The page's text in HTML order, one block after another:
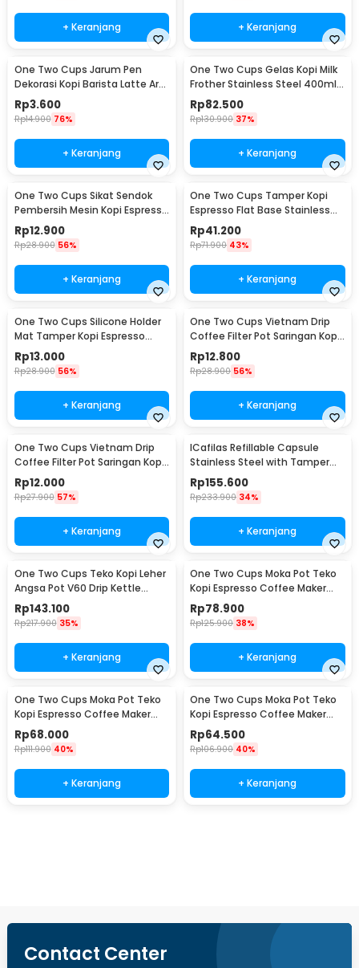
+ Keranjang + Keranjang
One Two Cups Jarum Pen
Dekorasi Kopi Barista Latte Art
Needle 13cm - F3F27
Rp3.600
Rp14.900 76%
+ Keranjang
One Two Cups Gelas Kopi Milk
Frother Stainless Steel 400ml -
WZ0011
Rp82.500
Rp130.900 37%
+ Keranjang
One Two Cups Sikat Sendok
Pembersih Mesin Kopi Espresso
2in1 - 8809
Rp12.900
Rp28.900 56%
+ Keranjang
One Two Cups Tamper Kopi
Espresso Flat Base Stainless
Steel 51mm - SS51
Rp41.200
Rp71.900 43%
+ Keranjang
One Two Cups Silicone Holder
Mat Tamper Kopi Espresso
Barista - 0310
Rp13.000
Rp28.900 56%
+ Keranjang
One Two Cups Vietnam Drip
Coffee Filter Pot Saringan Kopi
124ml 7Q - LC1
Rp12.800
Rp28.900 56%
+ Keranjang
One Two Cups Vietnam Drip
Coffee Filter Pot Saringan Kopi
114ml 6Q - LC1
Rp12.000
Rp27.900 57%
+ Keranjang
ICafilas Refillable Capsule
Stainless Steel with Tamper
for Nespresso - F456
Rp155.600
Rp233.900 34%
+ Keranjang
One Two Cups Teko Kopi Leher
Angsa Pot V60 Drip Kettle
960ml - RF-15
Rp143.100
Rp217.900 35%
+ Keranjang
One Two Cups Moka Pot Teko
Kopi Espresso Coffee Maker
Stovetop 6 Cup 300ml - Z21
Rp78.900
Rp125.900 38%
+ Keranjang
One Two Cups Moka Pot Teko
Kopi Espresso Coffee Maker
Stovetop 4 Cup 200ml - Z21
Rp68.000
Rp111.900 40%
+ Keranjang
One Two Cups Moka Pot Teko
Kopi Espresso Coffee Maker
Stovetop 2 Cup 100ml - Z21
Rp64.500
Rp106.900 40%
+ Keranjang
Contact Center